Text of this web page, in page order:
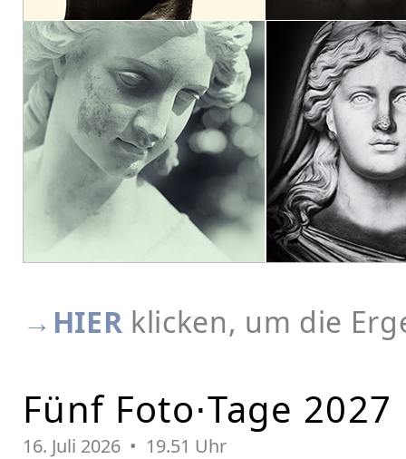
→HIER klicken, um die
Fünf Foto⋅Tage 2027
16. Juli 2026 • 19.51 Uhr